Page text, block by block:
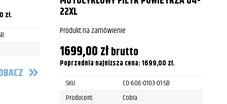
2004
2005
2006
2007
2008
zł.
22XL
Produkt na zamówienie
1699,00złbrutto
Poprzednia najniższa cena:1699,00 zł.
SKU:
CO-606-0103-01-SB
Producent:
Cobra